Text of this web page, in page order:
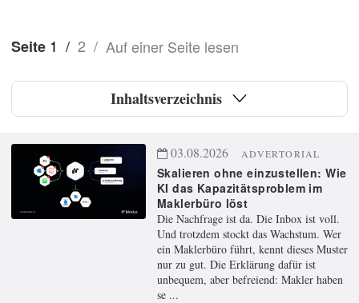
Seite 1 / 2 / Auf einer Seite lesen
Inhaltsverzeichnis
03.08.2026 ADVERTORIAL
Skalieren ohne einzustellen: Wie
KI das Kapazitätsproblem im
Maklerbüro löst
Die Nachfrage ist da. Die Inbox ist voll.
Und trotzdem stockt das Wachstum. Wer
ein Maklerbüro führt, kennt dieses Muster
nur zu gut. Die Erklärung dafür ist
unbequem, aber befreiend: Makler haben
se ...